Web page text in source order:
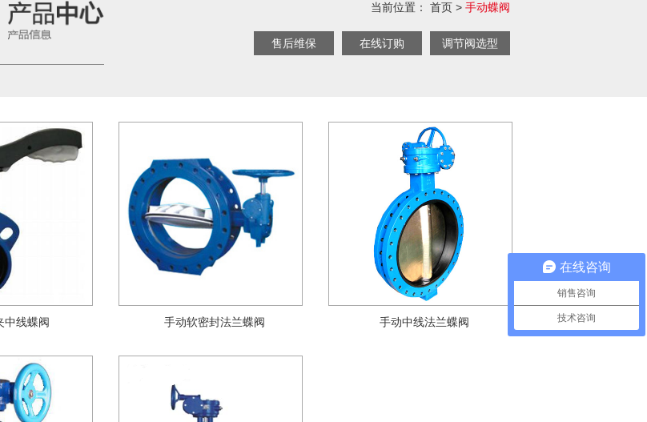
当前位置： 首页 > 手动蝶阀
调节阀选型
在线订购
售后维保
中线蝶阀 手动软密封法兰蝶阀 手动中线法兰蝶阀
在线咨询
销售咨询
技术咨询